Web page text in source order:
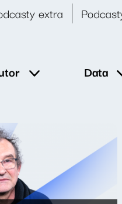
extra
Data